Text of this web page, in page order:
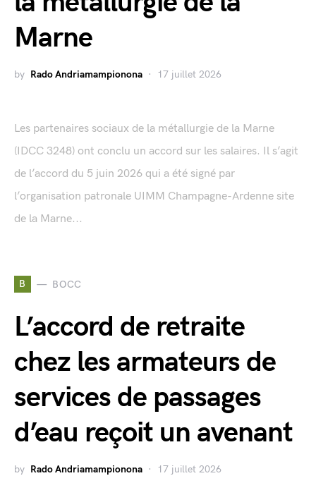
Marne
by Rado Andriamampionona 17 juillet 2026
Les partenaires sociaux de la métallurgie de la Marne
(IDCC 3248) ont conclu un accord sur les salaires. Il s’agit
de l’accord du 5 juin 2026 qui a été signé par
l’organisation patronale UIMM Champagne-Ardenne site
de la Marne...
B BOCC
L’accord de retraite
chez les armateurs de
services de passages
d’eau reçoit un avenant
by Rado Andriamampionona 17 juillet 2026